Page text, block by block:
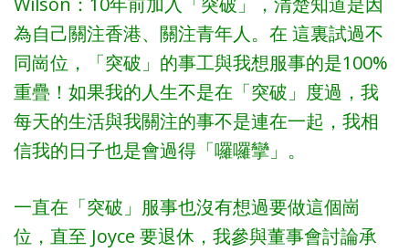
為自己關注香港、關注青年人。在 這裏試過不
同崗位，「突破」的事工與我想服事的是100%
重疊！如果我的人生不是在「突破」度過，我
每天的生活與我關注的事不是連在一起，我相
信我的日子也是會過得「囉囉攣」。
一直在「突破」服事也沒有想過要做這個崗
位，直至 Joyce 要退休，我參與董事會討論承